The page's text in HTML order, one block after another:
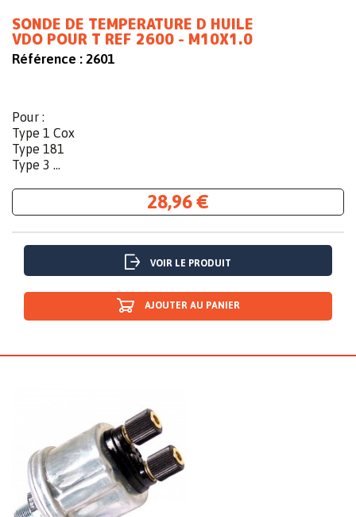
SONDE DE TEMPERATURE D HUILE
VDO POUR T REF 2600 - M10X1.0
Référence : 2601
Pour :
Type 1 Cox
Type 181
Type 3 ...
28,96 €
VOIR LE PRODUIT
AJOUTER AU PANIER